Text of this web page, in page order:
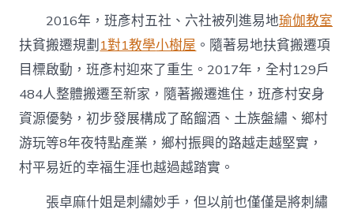
2016年，班彥村五社、六社被列進易地瑜伽教室
扶貧搬遷規劃 1對1教學小樹屋 。隨著易地扶貧搬遷項
目標啟動，班彥村迎來了重生。2017年，全村129戶
484人整體搬遷至新家，隨著搬遷進住，班彥村安身
資源優勢，初步發展構成了酩餾酒、土族盤繡、鄉村
游玩等8年夜特點產業，鄉村振興的路越走越堅實，
村平易近的幸福生涯也越過越踏實。
張卓麻什姐是刺繡妙手，但以前也僅僅是將刺繡